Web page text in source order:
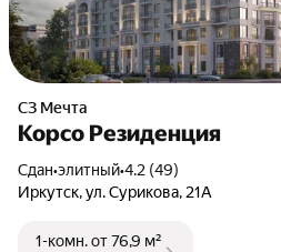
СЗ Мечта
Корсо Резиденция
Сдан•элитный•4.2 (49)
Иркутск, ул. Сурикова, 21А
1-комн.от 76,9 м²